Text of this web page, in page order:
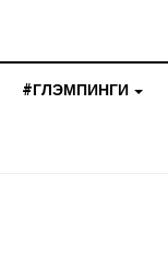
#ГЛЭМПИНГИ